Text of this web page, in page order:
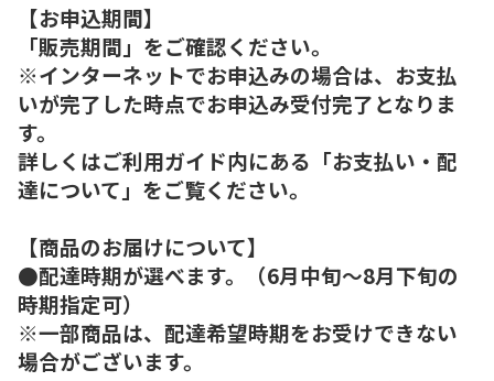
【お申込期間】
「販売期間」をご確認ください。
※インターネットでお申込みの場合は、お支払
いが完了した時点でお申込み受付完了となりま
す。
詳しくはご利用ガイド内にある「お支払い・配
達について」をご覧ください。
【商品のお届けについて】
●配達時期が選べます。（6月中旬～8月下旬の
時期指定可）
※一部商品は、配達希望時期をお受けできない
場合がございます。